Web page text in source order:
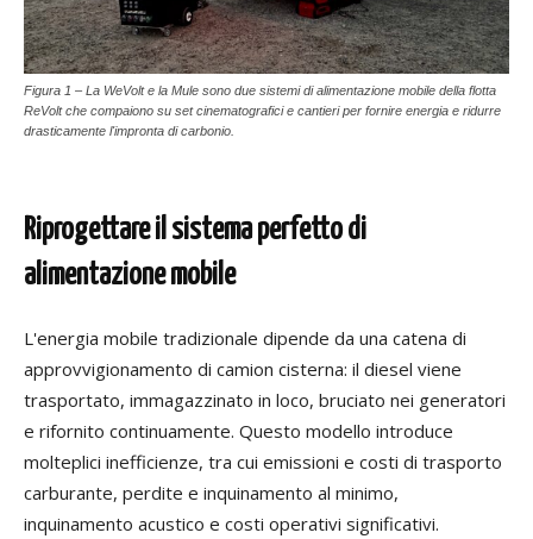
Figura 1 – La WeVolt e la Mule sono due sistemi di alimentazione mobile della flotta
ReVolt che compaiono su set cinematografici e cantieri per fornire energia e ridurre
drasticamente l'impronta di carbonio.
Riprogettare il sistema perfetto di
alimentazione mobile
L'energia mobile tradizionale dipende da una catena di
approvvigionamento di camion cisterna: il diesel viene
trasportato, immagazzinato in loco, bruciato nei generatori
e rifornito continuamente. Questo modello introduce
molteplici inefficienze, tra cui emissioni e costi di trasporto
carburante, perdite e inquinamento al minimo,
inquinamento acustico e costi operativi significativi.